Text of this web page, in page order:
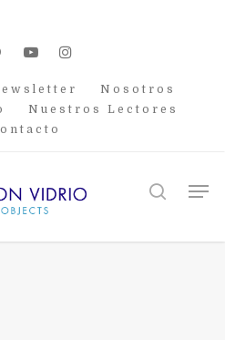
youtubeinstagram
Nosotros
Nuestros Lectores
search